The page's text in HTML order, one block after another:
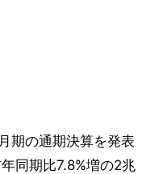
期の通期決算を発表
同期比7.8%増の2兆